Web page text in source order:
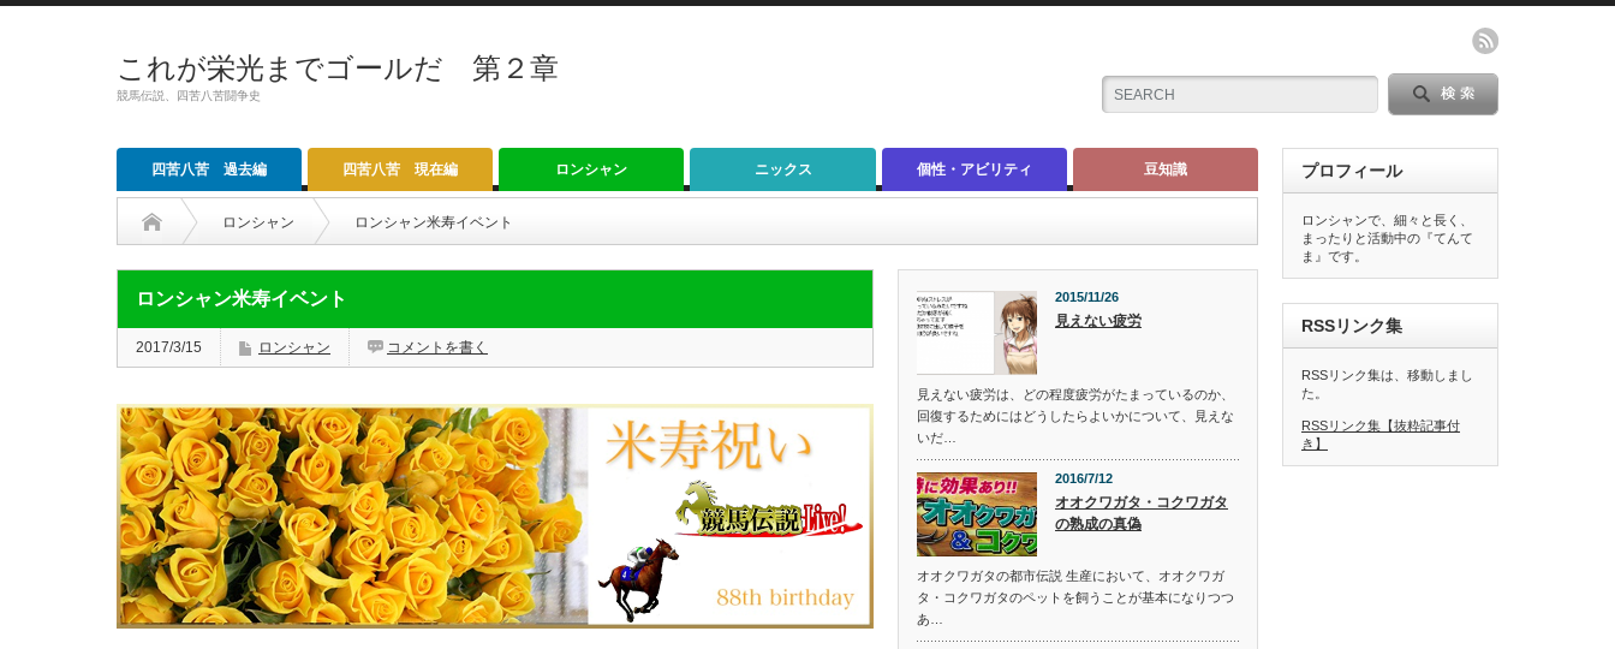
これが栄光までゴールだ 第２章
競馬伝説、四苦八苦闘争史
四苦八苦 過去編 四苦八苦 現在編 ロンシャン ニックス 個性・アビリティ 豆知識
ロンシャン ロンシャン米寿イベント
ロンシャン米寿イベント
2017/3/15 ロンシャン コメントを書く
2015/11/26
見えない疲労
見えない疲労は、どの程度疲労がたまっているのか、
回復するためにはどうしたらよいかについて、見えな
いだ…
2016/7/12
オオクワガタ・コクワガタ
の熟成の真偽
オオクワガタの都市伝説 生産において、オオクワガ
タ・コクワガタのペットを飼うことが基本になりつつ
あ…
プロフィール
ロンシャンで、細々と長く、
まったりと活動中の『てんて
ま』です。
RSSリンク集
RSSリンク集は、移動しまし
た。
RSSリンク集【抜粋記事付
き】